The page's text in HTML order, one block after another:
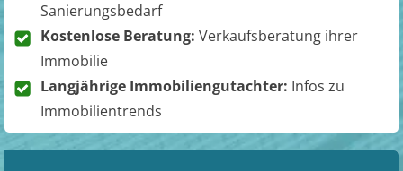
Sanierungsbedarf
Kostenlose Beratung: Verkaufsberatung ihrer
Immobilie
Langjährige Immobiliengutachter: Infos zu
Immobilientrends